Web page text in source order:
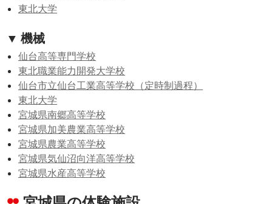
東北大学
▼ 機械
仙台高等専門学校
東北職業能力開発大学校
仙台市立仙台工業高等学校（定時制過程）
東北大学
宮城県南郷高等学校
宮城県加美農業高等学校
宮城県農業高等学校
宮城県気仙沼向洋高等学校
宮城県水産高等学校